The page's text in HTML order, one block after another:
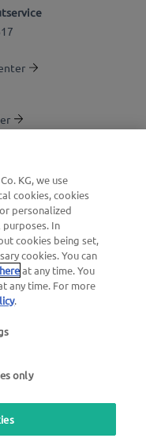
|
KG, we use
cookies, cookies
personalized
In
cookies being set,
cookies. You can
at any time. You
any time. For more
.
only